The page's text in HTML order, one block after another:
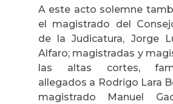
A este acto solemne
el magistrado del
de la Judicatura, Jorge
Alfaro; magistradas y
las altas cortes,
allegados a Rodrigo Lara
magistrado Manuel